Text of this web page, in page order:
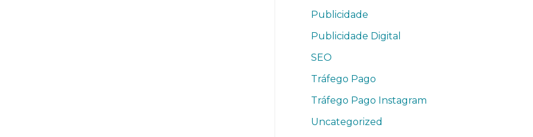
Publicidade
Publicidade Digital
SEO
Tráfego Pago
Tráfego Pago Instagram
Uncategorized